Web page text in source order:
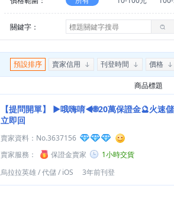
關鍵字：
預設排序 賣家信用 刊登時間 價格
商品標題
【提問開單】
►哦嗨唷◄🌐20萬保證金🔮火速
立即回
賣家資料： No.3637156
賣家服務：
保證金賣家
1小時交貨
烏拉拉英雄/代儲/ iOS 3年前刊登